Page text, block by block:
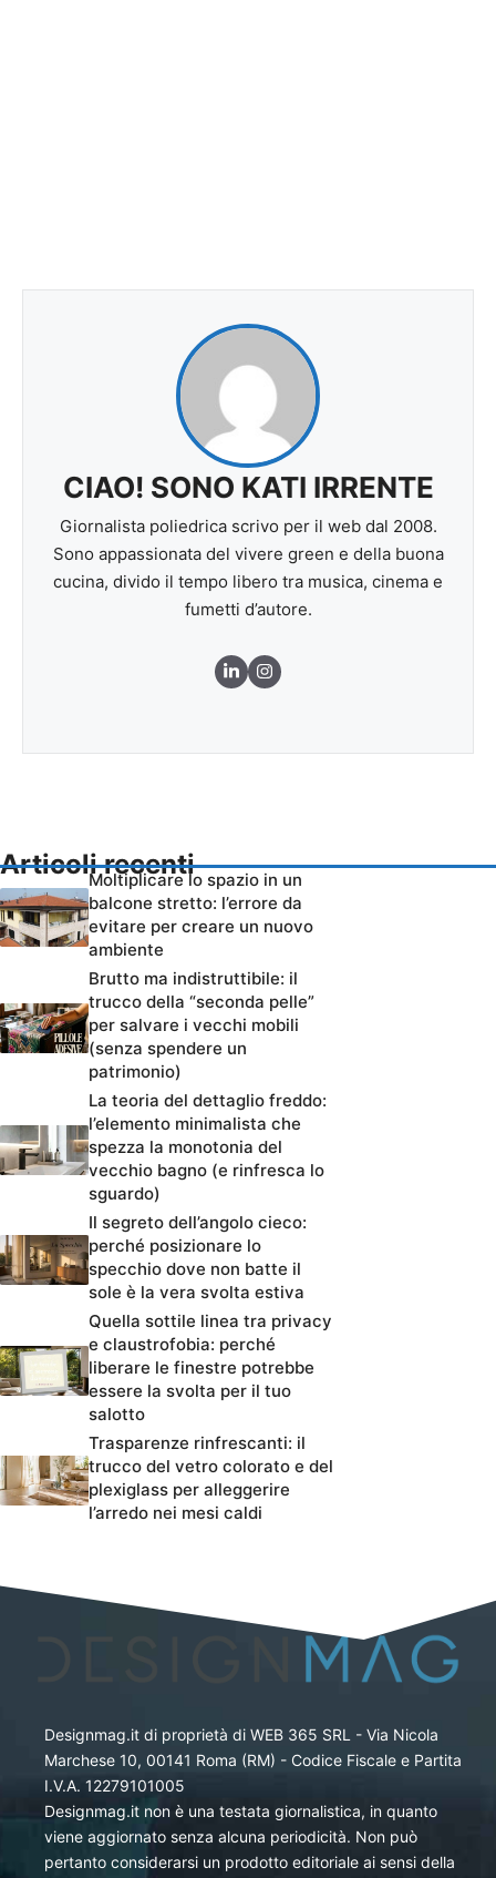
CIAO! SONO KATI IRRENTE
Giornalista poliedrica scrivo per il web dal 2008.
Sono appassionata del vivere green e della buona
cucina, divido il tempo libero tra musica, cinema e
fumetti d’autore.
Articoli recenti
Moltiplicare lo spazio in un
balcone stretto: l’errore da
evitare per creare un nuovo
ambiente
Brutto ma indistruttibile: il
trucco della “seconda pelle”
per salvare i vecchi mobili
(senza spendere un
patrimonio)
La teoria del dettaglio freddo:
l’elemento minimalista che
spezza la monotonia del
vecchio bagno (e rinfresca lo
sguardo)
Il segreto dell’angolo cieco:
perché posizionare lo
specchio dove non batte il
sole è la vera svolta estiva
Quella sottile linea tra privacy
e claustrofobia: perché
liberare le finestre potrebbe
essere la svolta per il tuo
salotto
Trasparenze rinfrescanti: il
trucco del vetro colorato e del
plexiglass per alleggerire
l’arredo nei mesi caldi
Designmag.it di proprietà di WEB 365 SRL - Via Nicola
Marchese 10, 00141 Roma (RM) - Codice Fiscale e Partita
I.V.A. 12279101005
Designmag.it non è una testata giornalistica, in quanto
viene aggiornato senza alcuna periodicità. Non può
pertanto considerarsi un prodotto editoriale ai sensi della